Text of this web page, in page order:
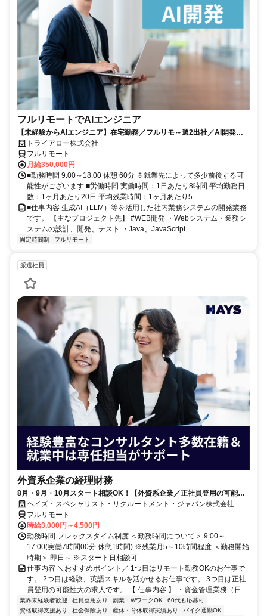
フルリモートでAIエンジニア
【未経験からAIエンジニア】在宅勤務／フルリモ～週2出社／AI開発を
仕事にする
トライアロー株式会社
フルリモート
月給350,000円
■勤務時間 9:00～18:00 休憩 60分 ※就業先によって多少前後する可
能性がございます ■労働時間 実働時間：1日あたり8時間 平均勤務日
数：1ヶ月あたり20日 平均残業時間：1ヶ月あたり5...
■仕事内容 生成AI（LLM）等を活用した社内業務システムの開発業務
です。 【主なプロジェクト先】 #WEB開発 ・Webシステム・業務シ
ステムの設計、開発、テスト ・Java、JavaScript...
固定時間制 フルリモート
派遣社員
外資系企業の経理財務
8月・9月・10月スタート相談OK！【外資系企業／正社員登用の可能性
大／700万～800万／リモート勤務OK】経理財務
ヘイズ・スペシャリスト・リクルートメント・ジャパン株式会社
フルリモート
時給3,000円～4,500円
勤務時間 フレックスタイム制度 ＜勤務時間について＞ 9:00～
17:00(実働7時間00分 休憩1時間) ※残業月5～10時間程度 ＜勤務開始
時期＞ 即日～ ※スタート日相談可
仕事内容 ＼おすすめポイント／ 1つ目はリモート勤務OKのお仕事で
す。 2つ目は経験、英語スキルを活かせるお仕事です。 3つ目は正社
員登用の可能性大の求人です。 【 仕事内容 】 ・資金管理業務（日...
業界未経験者歓迎 社員登用あり 副業・WワークOK
60代も応募可
資格取得支援あり
社会保険あり 産休・育休取得実績あり
バイク通勤OK